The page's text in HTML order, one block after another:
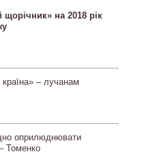
щорічник» на 2018 рік
країна» – лучанам
оприлюднювати
Томенко